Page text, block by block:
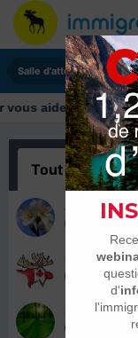
Salle d'attente -
aider tout au
Tout(4)
Akiminori
16 mai
senzo
16 mai
zizou27
15 mai